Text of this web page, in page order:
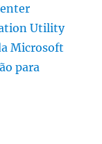
Utility
Microsoft
para